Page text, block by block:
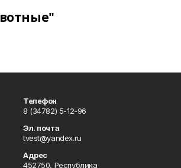
Телефон
8 (34782) 5-12-96
Эл. почта
tvest@yandex.ru
Адрес
452750, Республика